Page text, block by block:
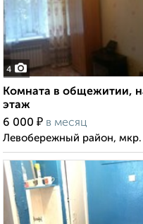
4
Комната в общежитии,
этаж
6 000 ₽ в месяц
Левобережный район,